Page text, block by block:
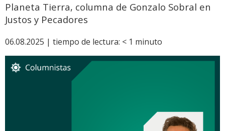
Planeta Tierra, columna de Gonzalo Sobral en
Justos y Pecadores
06.08.2025 | tiempo de lectura: < 1 minuto